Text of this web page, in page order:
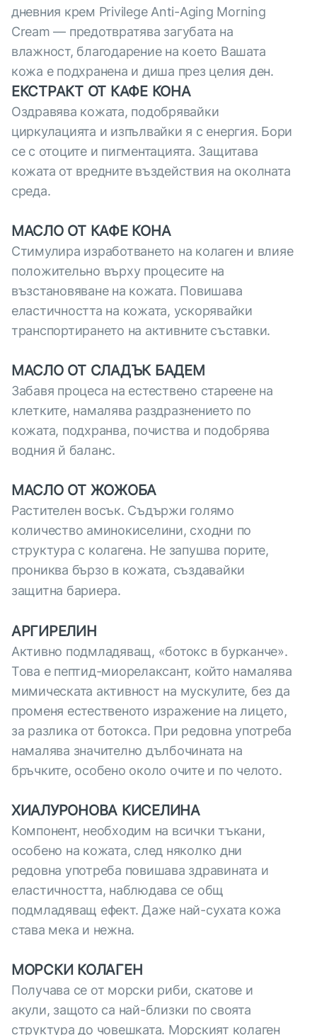
дневния крем Privilege Anti-Aging Morning
Cream — предотвратява загубата на
влажност, благодарение на което Вашата
кожа е подхранена и диша през целия ден.
ЕКСТРАКТ ОТ КАФЕ КОНА
Оздравява кожата, подобрявайки
циркулацията и изпълвайки я с енергия. Бори
се с отоците и пигментацията. Защитава
кожата от вредните въздействия на околната
среда.
МАСЛО ОТ КАФЕ КОНА
Стимулира изработването на колаген и влияе
положительно върху процесите на
възстановяване на кожата. Повишава
еластичността на кожата, ускорявайки
транспортирането на активните съставки.
МАСЛО ОТ СЛАДЪК БАДЕМ
Забавя процеса на естествено стареене на
клетките, намалява раздразнението по
кожата, подхранва, почиства и подобрява
водния й баланс.
МАСЛО ОТ ЖОЖОБА
Растителен восък. Съдържи голямо
количество аминокиселини, сходни по
структура с колагена. Не запушва порите,
прониква бързо в кожата, създавайки
защитна бариера.
АРГИРЕЛИН
Активно подмладяващ, «ботокс в бурканче».
Това е пептид-миорелаксант, който намалява
мимическата активност на мускулите, без да
променя естественото изражение на лицето,
за разлика от ботокса. При редовна употреба
намалява значително дълбочината на
бръчките, особено около очите и по челото.
ХИАЛУРОНОВА КИСЕЛИНА
Компонент, необходим на всички тъкани,
особено на кожата, след няколко дни
редовна употреба повишава здравината и
еластичността, наблюдава се общ
подмладяващ ефект. Даже най-сухата кожа
става мека и нежна.
МОРСКИ КОЛАГЕН
Получава се от морски риби, скатове и
акули, защото са най-близки по своята
структура до човешката. Морският колаген